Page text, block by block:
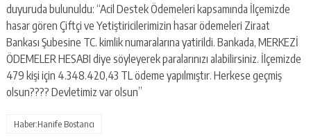
duyuruda bulunuldu: “Acil Destek Ödemeleri kapsamında İlçemizde
hasar gören Çiftçi ve Yetiştiricilerimizin hasar ödemeleri Ziraat
Bankası Şubesine TC. kimlik numaralarına yatirildi. Bankada, MERKEZİ
ÖDEMELER HESABI diye söyleyerek paralarınızı alabilirsiniz. İlçemizde
479 kişi için 4.348.420,43 TL ödeme yapılmıştır. Herkese geçmiş
olsun???? Devletimiz var olsun”
Haber:Hanife Bostancı